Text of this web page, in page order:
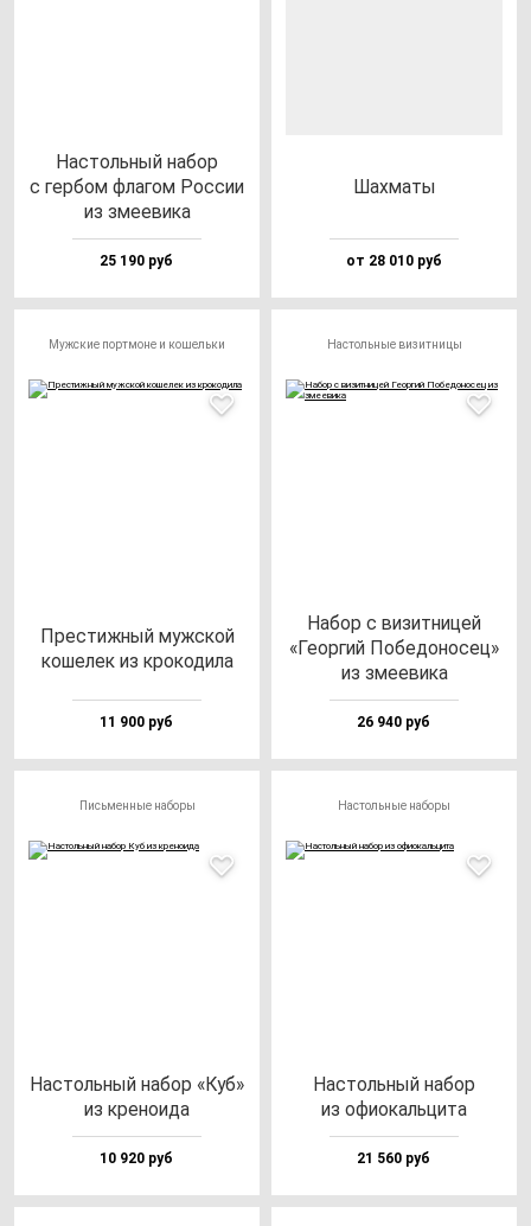
Нас­толь­ный на­бор
с гер­бом фла­гом Рос­сии
из зме­еви­ка
25 190 руб
Шах­ма­ты
от 28 010 руб
Мужские портмоне и кошельки
Прес­тиж­ный муж­ской
ко­ше­лек из кро­ко­ди­ла
11 900 руб
Настольные визитницы
Набор с ви­зит­ни­цей
«Геор­гий Побе­до­но­сец»
из зме­еви­ка
26 940 руб
Письменные наборы
Нас­толь­ный на­бор «Куб»
из кре­но­ида
10 920 руб
Настольные наборы
Нас­толь­ный на­бор
из офи­окаль­ци­та
21 560 руб